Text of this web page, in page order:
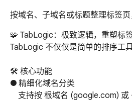
按域名、子域名或标题整理标签
🧩 TabLogic：极致逻辑，重塑标
TabLogic 不仅仅是简单的排序工
🛠️ 核心功能
● 精细化域名分类